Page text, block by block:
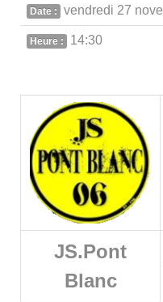
Date : vendredi 27
Heure : 14:30
JS.Pont
Blanc